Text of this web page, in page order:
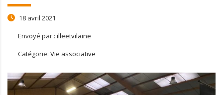
18 avril 2021
Envoyé par : illeetvilaine
Catégorie: Vie associative